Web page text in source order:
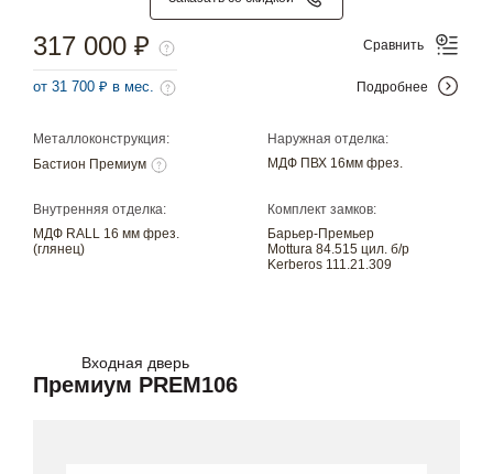
Металлоконструкция:
Бастион Премиум
Наружная отделка:
МДФ ПВХ 16мм фрез.
Внутренняя отделка:
МДФ RALL 16 мм фрез.
(глянец)
Комплект замков:
Барьер-Премьер
Mottura 84.515 цил. б/р
Kerberos 111.21.309
317 000 ₽
от 31 700 ₽ в мес.
Сравнить
Подробнее
Входная дверь
Премиум PREM106